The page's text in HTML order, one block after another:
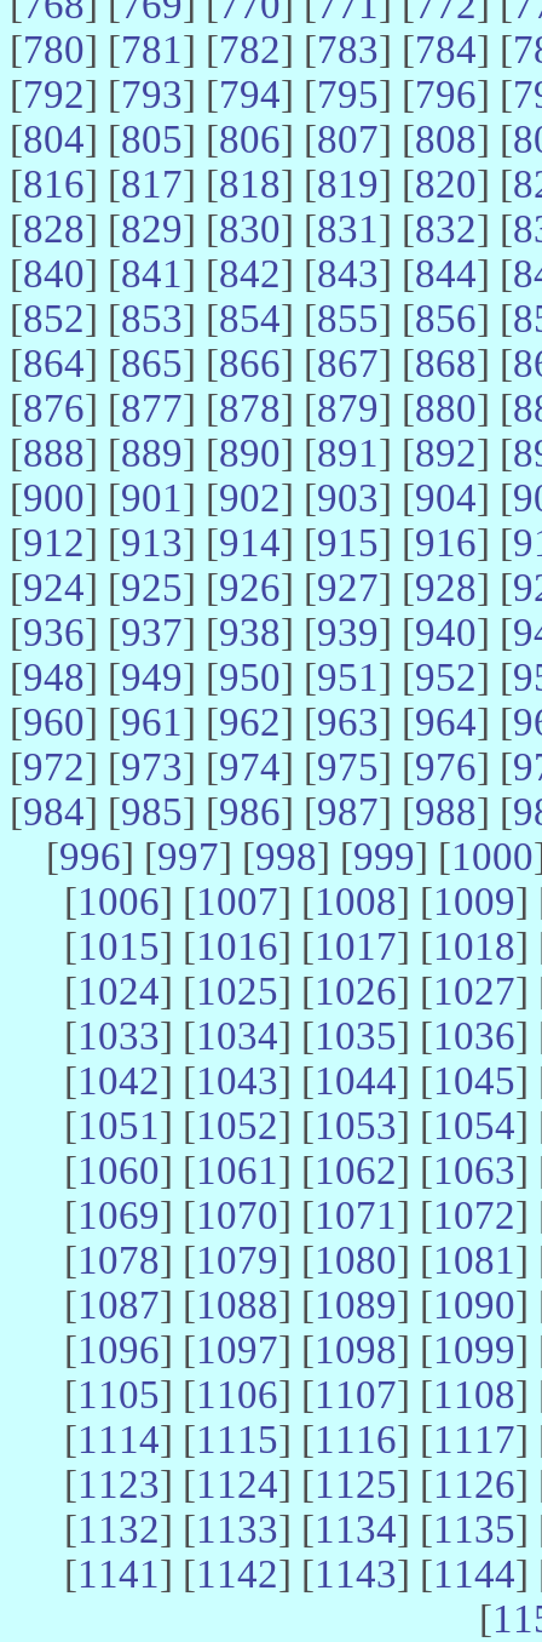
[780] [781] [782] [783] [784] [
[792] [793] [794] [795] [796] [
[804] [805] [806] [807] [808] [
[816] [817] [818] [819] [820] [
[828] [829] [830] [831] [832] [
[840] [841] [842] [843] [844] [
[852] [853] [854] [855] [856] [
[864] [865] [866] [867] [868] [
[876] [877] [878] [879] [880] [
[888] [889] [890] [891] [892] [
[900] [901] [902] [903] [904] [
[912] [913] [914] [915] [916] [
[924] [925] [926] [927] [928] [
[936] [937] [938] [939] [940] [
[948] [949] [950] [951] [952] [
[960] [961] [962] [963] [964] [
[972] [973] [974] [975] [976] [
[984] [985] [986] [987] [988] [
[996] [997] [998] [999] [1000
[1006] [1007] [1008] [1009]
[1015] [1016] [1017] [1018]
[1024] [1025] [1026] [1027]
[1033] [1034] [1035] [1036]
[1042] [1043] [1044] [1045]
[1051] [1052] [1053] [1054]
[1060] [1061] [1062] [1063]
[1069] [1070] [1071] [1072]
[1078] [1079] [1080] [1081]
[1087] [1088] [1089] [1090]
[1096] [1097] [1098] [1099]
[1105] [1106] [1107] [1108]
[1114] [1115] [1116] [1117]
[1123] [1124] [1125] [1126]
[1132] [1133] [1134] [1135]
[1141] [1142] [1143] [1144]
[